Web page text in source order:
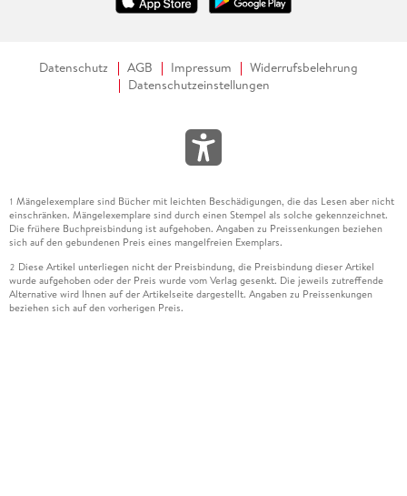
Datenschutz AGB Impressum
Widerrufsbelehrung
Datenschutzeinstellungen
1 Mängelexemplare sind Bücher mit leichten Beschädigungen, die das Lesen aber nicht
einschränken. Mängelexemplare sind durch einen Stempel als solche gekennzeichnet.
Die frühere Buchpreisbindung ist aufgehoben. Angaben zu Preissenkungen beziehen
sich auf den gebundenen Preis eines mangelfreien Exemplars.
2 Diese Artikel unterliegen nicht der Preisbindung, die Preisbindung dieser Artikel
wurde aufgehoben oder der Preis wurde vom Verlag gesenkt. Die jeweils zutreffende
Alternative wird Ihnen auf der Artikelseite dargestellt. Angaben zu Preissenkungen
beziehen sich auf den vorherigen Preis.